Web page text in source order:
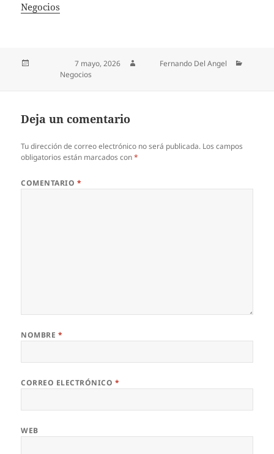
In relation to
Negocios
Publicado el7 mayo, 2026
Fernando Del Angel
Negocios
Deja un comentario
Tu dirección de correo electrónico no será publicada. Los campos
obligatorios están marcados con*
COMENTARIO *
NOMBRE *
CORREO ELECTRÓNICO *
WEB